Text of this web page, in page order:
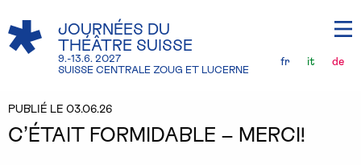
JOURNÉES DU
THÉÂTRE SUISSE
9.-13.6. 2027
SUISSE CENTRALE ZOUG ET LUCERNE
fr it de
PUBLIÉ LE 03.06.26
C’ÉTAIT FORMIDABLE – MERCI!